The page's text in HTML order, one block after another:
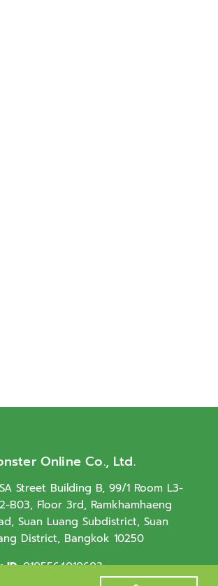
Online Co., Ltd.
Street Building B, 99/1 Room L3-
B03, Floor 3rd, Ramkhamhaeng
Suan Luang Subdistrict, Suan
District, Bangkok 10250
ID.0105564010603